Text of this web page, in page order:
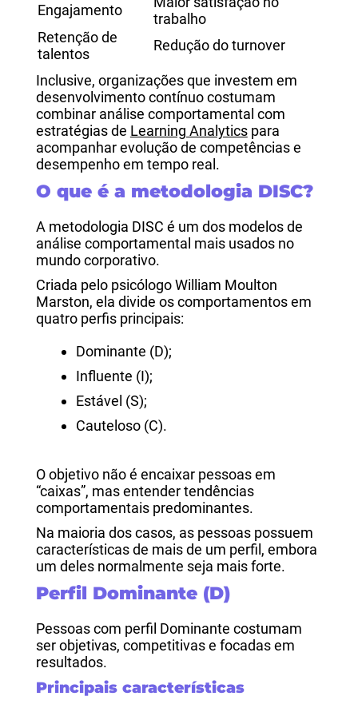
Engajamento
trabalho
Retenção de
talentos
Redução do turnover
Inclusive, organizações que investem em
desenvolvimento contínuo costumam
combinar análise comportamental com
estratégias de Learning Analyticspara
acompanhar evolução de competências e
desempenho em tempo real.
O que é a metodologia DISC?
A metodologia DISC é um dos modelos de
análise comportamental mais usados no
mundo corporativo.
Criada pelo psicólogo William Moulton
Marston, ela divide os comportamentos em
quatro perfis principais:
Dominante (D);
Influente (I);
Estável (S);
Cauteloso (C).
O objetivo não é encaixar pessoas em
“caixas”, mas entender tendências
comportamentais predominantes.
Na maioria dos casos, as pessoas possuem
características de mais de um perfil, embora
um deles normalmente seja mais forte.
Perfil Dominante (D)
Pessoas com perfil Dominante costumam
ser objetivas, competitivas e focadas em
resultados.
Principais características